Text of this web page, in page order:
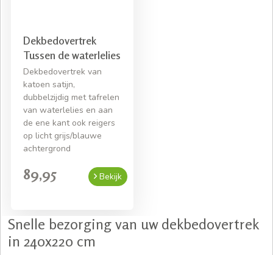
Dekbedovertrek
Tussen de waterlelies
Dekbedovertrek van
katoen satijn,
dubbelzijdig met tafrelen
van waterlelies en aan
de ene kant ook reigers
op licht grijs/blauwe
achtergrond
89,95 Bekijk
Snelle bezorging van uw dekbedovertrek
in 240x220 cm